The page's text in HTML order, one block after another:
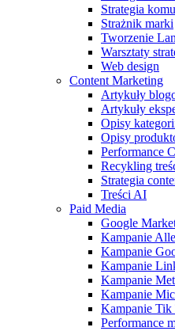
Strategia
Strażnik marki
Tworzenie
Warsztaty
Web design
Content Marketing
Artykuły
Artykuły
Opisy
Opisy
Performance
Recykling
Strategia
Treści AI
Paid Media
Google
Kampanie
Kampanie
Kampanie
Kampanie
Kampanie
Kampanie Tik
Performance